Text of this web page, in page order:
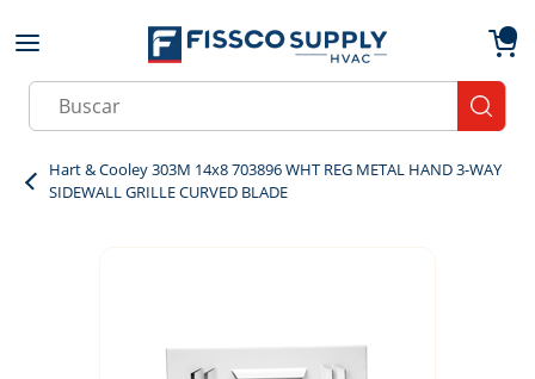
Skip to main content
Site Search
Hart & Cooley 303M 14x8 703896 WHT REG METAL HAND 3-WAY
SIDEWALL GRILLE CURVED BLADE